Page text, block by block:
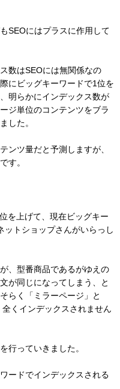
SEOにはプラスに作用して
数はSEOには無関係なの
にビッグキーワードで1位を
明らかにインデックス数が
ジ単位のコンテンツをブラ
した。
ンツ量だと予測しますが、
す。
を上げて、現在ビッグキー
ットショップさんがいらっし
、型番商品であるがゆえの
が同じになってしまう、と
らく「ミラーページ」と
くインデックスされません
行っていきました。
ードでインデックスされる